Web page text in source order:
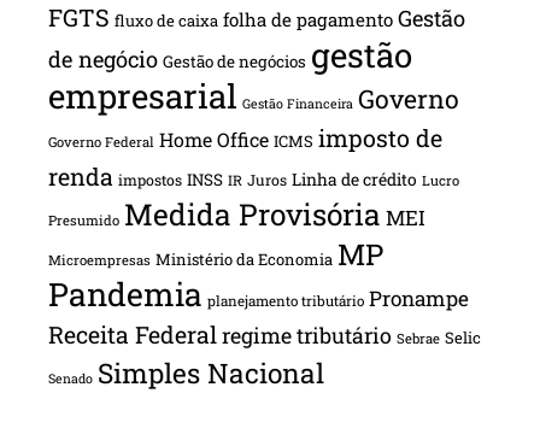
FGTS fluxo de caixa folha de pagamento Gestão
de negócio Gestão de negócios gestão
empresarial Gestão Financeira Governo
Governo Federal Home Office ICMS imposto de
renda impostos INSS IR Juros Linha de crédito Lucro
Presumido Medida Provisória MEI
Microempresas Ministério da Economia MP
Pandemia planejamento tributário Pronampe
Receita Federalregime tributário Sebrae Selic
Senado Simples Nacional